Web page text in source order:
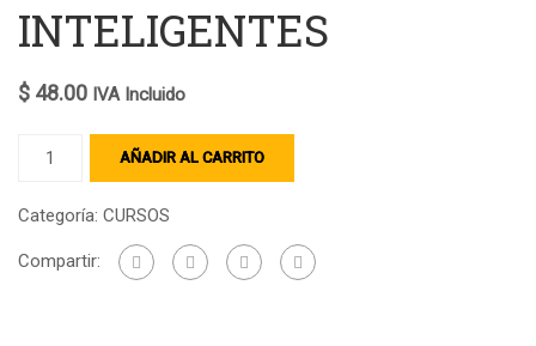
INTELIGENTES
$ 48.00 IVA Incluido
AÑADIR AL CARRITO
Categoría: CURSOS
Compartir: